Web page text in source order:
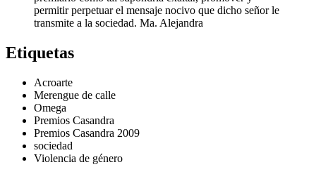
permitir perpetuar el mensaje nocivo que dicho señor le
transmite a la sociedad. Ma. Alejandra
Etiquetas
Acroarte
Merengue de calle
Omega
Premios Casandra
Premios Casandra 2009
sociedad
Violencia de género